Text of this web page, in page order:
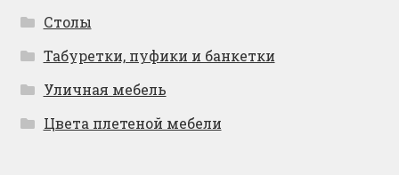
Столы
Табуретки, пуфики и банкетки
Уличная мебель
Цвета плетеной мебели